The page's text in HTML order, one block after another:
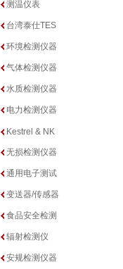
测温仪表
台湾泰仕TES
环境检测仪器
气体检测仪器
水质检测仪器
电力检测仪器
Kestrel & NK
无损检测仪器
通用电子测试
变送器/传感器
食品安全检测
辐射检测仪
安规检测仪器